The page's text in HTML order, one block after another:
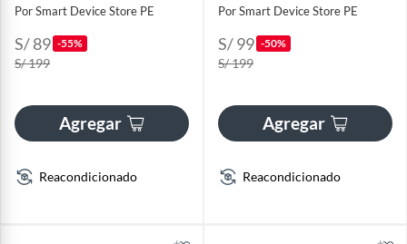
Por Smart Device Store PE
S/ 89 -55%
S/ 199
Agregar
Reacondicionado
Por Smart Device Store PE
S/ 99 -50%
S/ 199
Agregar
Reacondicionado